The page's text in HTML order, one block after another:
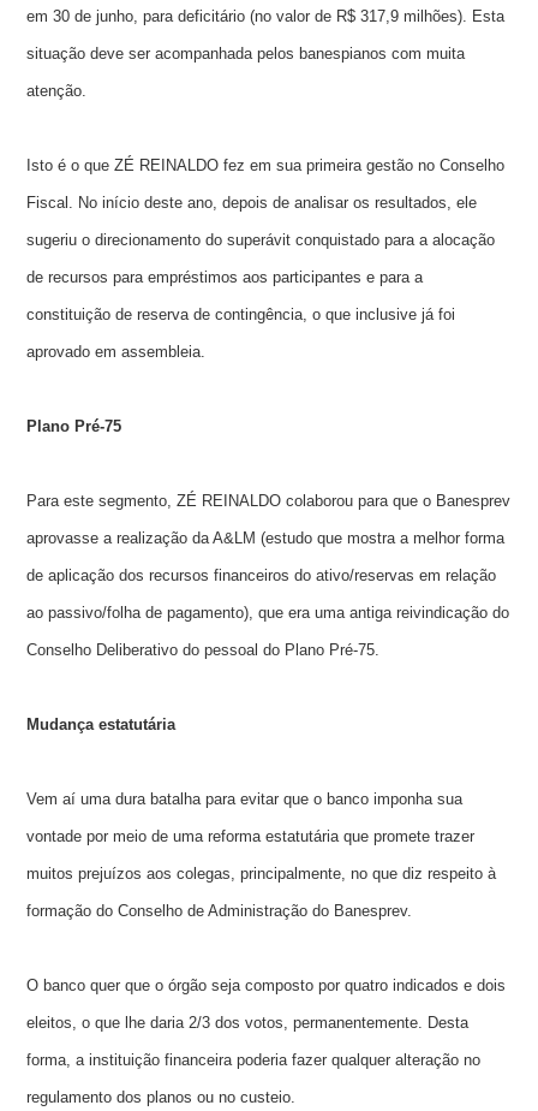
em 30 de junho, para deficitário (no valor de R$ 317,9 milhões). Esta
situação deve ser acompanhada pelos banespianos com muita
atenção.
Isto é o que ZÉ REINALDO fez em sua primeira gestão no Conselho
Fiscal. No início deste ano, depois de analisar os resultados, ele
sugeriu o direcionamento do superávit conquistado para a alocação
de recursos para empréstimos aos participantes e para a
constituição de reserva de contingência, o que inclusive já foi
aprovado em assembleia.
Plano Pré-75
Para este segmento, ZÉ REINALDO colaborou para que o Banesprev
aprovasse a realização da A&LM (estudo que mostra a melhor forma
de aplicação dos recursos financeiros do ativo/reservas em relação
ao passivo/folha de pagamento), que era uma antiga reivindicação do
Conselho Deliberativo do pessoal do Plano Pré-75.
Mudança estatutária
Vem aí uma dura batalha para evitar que o banco imponha sua
vontade por meio de uma reforma estatutária que promete trazer
muitos prejuízos aos colegas, principalmente, no que diz respeito à
formação do Conselho de Administração do Banesprev.
O banco quer que o órgão seja composto por quatro indicados e dois
eleitos, o que lhe daria 2/3 dos votos, permanentemente. Desta
forma, a instituição financeira poderia fazer qualquer alteração no
regulamento dos planos ou no custeio.